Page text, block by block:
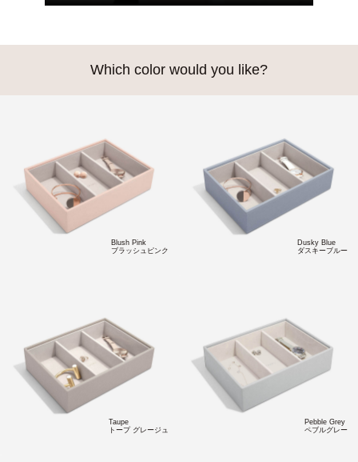
Which color would you like?
Blush Pink
ブラッシュピンク
Dusky Blue
ダスキーブルー
Taupe
トープ グレージュ
Pebble Grey
ペブルグレー